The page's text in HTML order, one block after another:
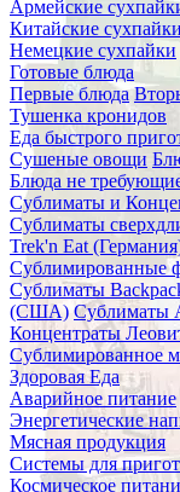
Армейские
Китайские сухпайки
Немецкие сухпайки
Готовые блюда
Первые блюда
Тушенка кронидов
Еда быстрого
Сушеные овощи
Блюда не
Сублиматы и
Сублиматы
Trek'n Eat
Сублимированные
Сублиматы
(США) Сублиматы
Концентраты
Сублимированное
Здоровая Еда
Аварийное питание
Энергетические
Мясная продукция
Системы для
Космическое